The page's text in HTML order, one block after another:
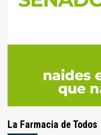
La Farmacia de Todos